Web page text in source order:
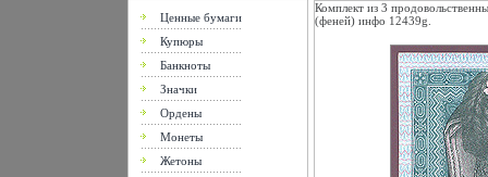
Ценные бумаги
Купюры
Банкноты
Значки
Ордены
Монеты
Жетоны
Комплект из 3
(феней) инфо 12439g.